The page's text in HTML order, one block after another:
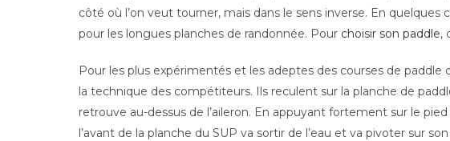
côté où l’on veut tourner, mais dans le sens inverse. En
pour les longues planches de randonnée. Pour choisir son paddle,
Pour les plus expérimentés et les adeptes des courses de
la technique des compétiteurs. Ils reculent sur la planche de
retrouve au-dessus de l’aileron. En appuyant fortement sur le
l’avant de la planche du SUP va sortir de l’eau et va pivoter sur